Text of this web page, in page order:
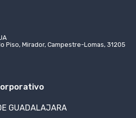
Piso, Mirador, Campestre-Lomas, 31205
GUADALAJARA